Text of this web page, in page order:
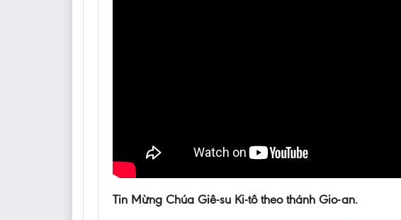
Tin Mừng Chúa Giê-su Ki-tô theo thánh Gio-an.